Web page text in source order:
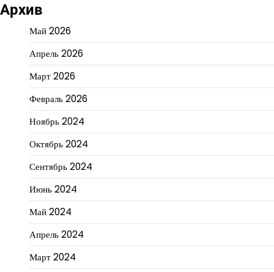
Архив
Май 2026
Апрель 2026
Март 2026
Февраль 2026
Ноябрь 2024
Октябрь 2024
Сентябрь 2024
Июнь 2024
Май 2024
Апрель 2024
Март 2024